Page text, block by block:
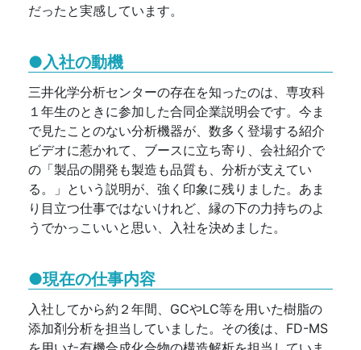
だったと実感しています。
●入社の動機
三井化学分析センターの存在を知ったのは、専攻科
１年生のときに参加した合同企業説明会です。今ま
で見たことのない分析機器が、数多く登場する紹介
ビデオに惹かれて、ブースに立ち寄り、会社紹介で
の「製品の開発も製造も品質も、分析が支えてい
る。」という説明が、強く印象に残りました。あま
り目立つ仕事ではないけれど、縁の下の力持ちのよ
うでかっこいいと思い、入社を決めました。
●現在の仕事内容
入社してから約２年間、GCやLC等を用いた樹脂の
添加剤分析を担当していました。その後は、FD-MS